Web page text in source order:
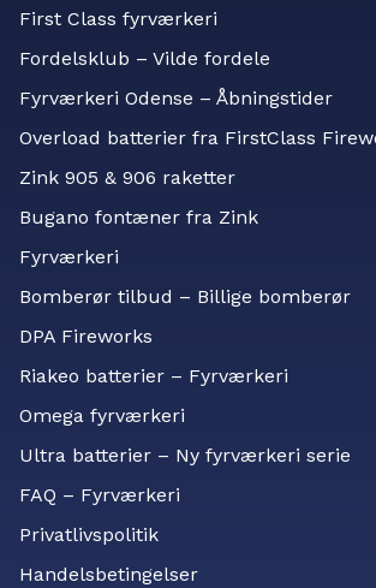
First Class fyrværkeri
Fordelsklub – Vilde fordele
Fyrværkeri Odense – Åbningstider
Overload batterier fra FirstClass
Zink 905 & 906 raketter
Bugano fontæner fra Zink
Fyrværkeri
Bomberør tilbud – Billige bomberør
DPA Fireworks
Riakeo batterier – Fyrværkeri
Omega fyrværkeri
Ultra batterier – Ny fyrværkeri serie
FAQ – Fyrværkeri
Privatlivspolitik
Handelsbetingelser